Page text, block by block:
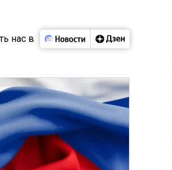
нас в